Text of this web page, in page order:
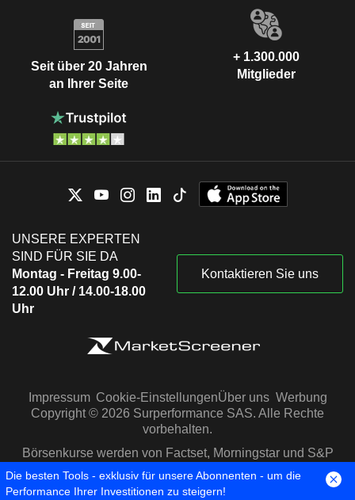
Seit über 20 Jahren
an Ihrer Seite
+ 1.300.000
Mitglieder
UNSERE EXPERTEN
SIND FÜR SIE DA
Montag - Freitag 9.00-
12.00 Uhr / 14.00-18.00
Uhr
Kontaktieren Sie uns
Impressum Cookie-EinstellungenÜber uns Werbung
Copyright © 2026 Surperformance SAS. Alle Rechte
vorbehalten.
Börsenkurse werden von Factset, Morningstar und S&P
Capital IQ zur Verfügung gestellt
Die besten Tools - exklusiv für unsere Abonnenten - um die
Performance Ihrer Investitionen zu steigern!